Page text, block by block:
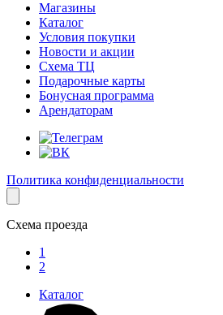
Магазины
Каталог
Условия покупки
Новости и акции
Схема ТЦ
Подарочные карты
Бонусная программа
Арендаторам
Политика конфиденциальности
Схема проезда
1
2
Каталог